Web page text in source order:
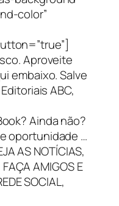
color”
Aproveite
embaixo. Salve
ABC,
Ainda não?
oportunidade …
AS NOTÍCIAS,
AMIGOS E
SOCIAL,